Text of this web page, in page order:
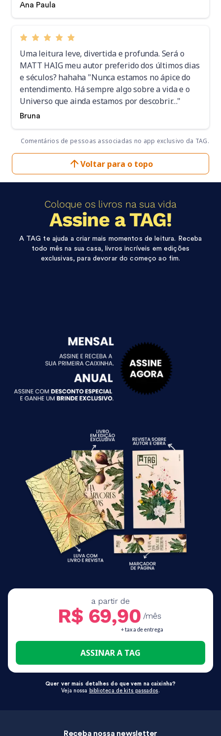
Ana Paula
Uma leitura leve, divertida e profunda. Será o
MATT HAIG meu autor preferido dos últimos dias
e séculos? hahaha "Nunca estamos no ápice do
entendimento. Há sempre algo sobre a vida e o
Universo que ainda estamos por descobrir…"
Bruna
Comentários de pessoas associadas no app exclusivo da TAG.
Voltar para o topo
Coloque os livros na sua vida
Assine a TAG!
A TAG te ajuda a criar mais momentos de leitura. Receba
todo mês na sua casa, livros incríveis em edições
exclusivas, para devorar do começo ao fim.
a partir de
R$ 69,90 /mês
+ taxa de entrega
ASSINAR A TAG
Quer ver mais detalhes do que vem na caixinha?
Veja nossa
biblioteca de kits passados.
Receba nossa newsletter